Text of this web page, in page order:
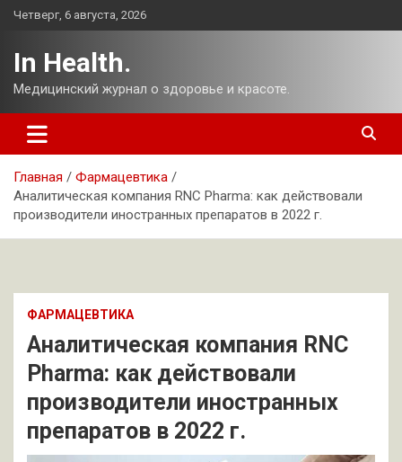
Перейти
Четверг, 6 августа, 2026
In Health.
Медицинский журнал о здоровье и красоте.
Главная
Фармацевтика
Аналитическая компания RNC Pharma: как действовали
производители иностранных препаратов в 2022 г.
ФАРМАЦЕВТИКА
Аналитическая компания RNC
Pharma: как действовали
производители иностранных
препаратов в 2022 г.